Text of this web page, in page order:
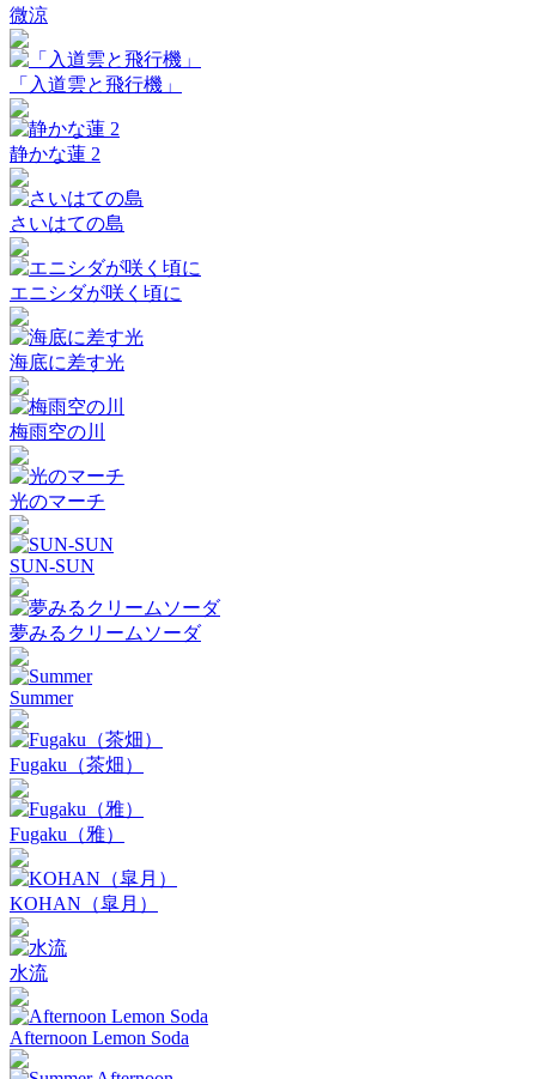
微涼
「入道雲と飛行機」
静かな蓮 2
さいはての島
エニシダが咲く頃に
海底に差す光
梅雨空の川
光のマーチ
SUN-SUN
夢みるクリームソーダ
Summer
Fugaku（茶畑）
Fugaku（雅）
KOHAN（皐月）
水流
Afternoon Lemon Soda